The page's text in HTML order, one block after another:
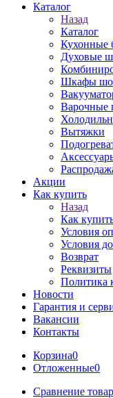
Каталог
Назад
Каталог
Кухонные
Духовые
Шкафы
Варочные
Вытяжки
Акции
Как купить
Назад
Как
Условия
Условия
Возврат
Реквизиты
Политика
Новости
Гарантия и
Вакансии
Контакты
Корзина0
Отложенные0
Сравнение